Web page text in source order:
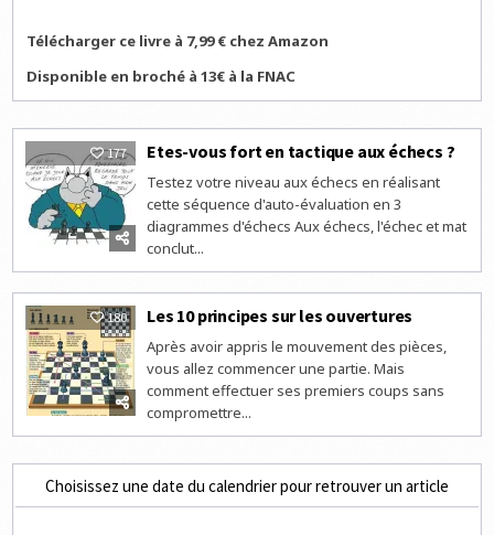
Télécharger ce livre à 7,99 € chez Amazon
Disponible en broché à 13€ à la FNAC
177 Etes-vous fort en tactique aux échecs ?
Testez votre niveau aux échecs en réalisant
cette séquence d'auto-évaluation en 3
diagrammes d'échecs Aux échecs, l'échec et mat
conclut...
180 Les 10 principes sur les ouvertures
Après avoir appris le mouvement des pièces,
vous allez commencer une partie. Mais
comment effectuer ses premiers coups sans
compromettre...
Choisissez une date du calendrier pour retrouver un article